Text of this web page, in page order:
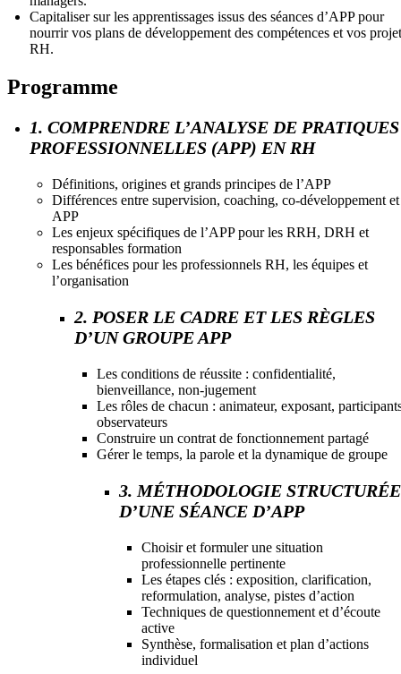
Capitaliser sur les apprentissages issus des séances d’APP pour
nourrir vos plans de développement des compétences et vos
RH.
Programme
1. COMPRENDRE L’ANALYSE DE PRATIQUES
PROFESSIONNELLES (APP) EN RH
Définitions, origines et grands principes de l’APP
Différences entre supervision, coaching, co-développement et
APP
Les enjeux spécifiques de l’APP pour les RRH, DRH et
responsables formation
Les bénéfices pour les professionnels RH, les équipes et
l’organisation
2. POSER LE CADRE ET LES RÈGLES
D’UN GROUPE APP
Les conditions de réussite : confidentialité,
bienveillance, non-jugement
Les rôles de chacun : animateur, exposant,
observateurs
Construire un contrat de fonctionnement partagé
Gérer le temps, la parole et la dynamique de groupe
3. MÉTHODOLOGIE STRUCTURÉE
D’UNE SÉANCE D’APP
Choisir et formuler une situation
professionnelle pertinente
Les étapes clés : exposition, clarification,
reformulation, analyse, pistes d’action
Techniques de questionnement et d’écoute
active
Synthèse, formalisation et plan d’actions
individuel